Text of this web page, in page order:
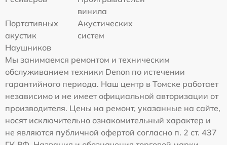
винила
Портативных
акустик
Акустических
систем
Наушников
Мы занимаемся ремонтом и техническим
обслуживанием техники Denon по истечении
гарантийного периода. Наш центр в Томске работает
независимо и не имеет официальной авторизации от
производителя. Цены на ремонт, указанные на сайте,
носят исключительно ознакомительный характер и
не являются публичной офертой согласно п. 2 ст. 437